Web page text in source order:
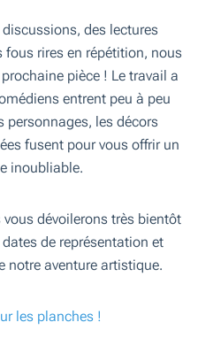
des lectures
fous rires en répétition, nous
pièce ! Le travail a
entrent peu à peu
personnages, les décors
fusent pour vous offrir un
inoubliable.
vous dévoilerons très bientôt
de représentation et
notre aventure artistique.
les planches !